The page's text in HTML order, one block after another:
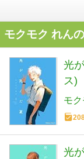
モクモク れん
光
ス)
モ
光